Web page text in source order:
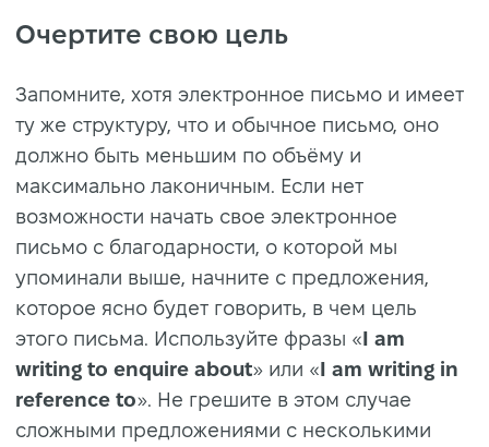
Очертите свою цель
Запомните, хотя электронное письмо и имеет
ту же структуру, что и обычное письмо, оно
должно быть меньшим по объёму и
максимально лаконичным. Если нет
возможности начать свое электронное
письмо с благодарности, о которой мы
упоминали выше, начните с предложения,
которое ясно будет говорить, в чем цель
этого письма. Используйте фразы «I am
writing to enquire about» или «I am writing in
reference to». Не грешите в этом случае
сложными предложениями с несколькими